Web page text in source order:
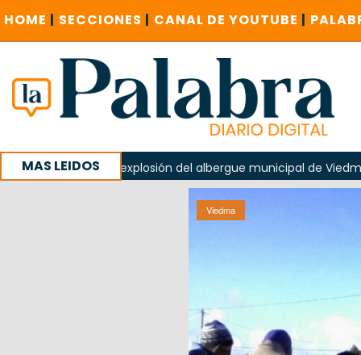
HOME | SECCIONES | CANAL DE YOUTUBE |
MAS LEIDOS
la explosión del albergue municipal de Viedma La
investigue contratación de baños de la Feria
Viedma